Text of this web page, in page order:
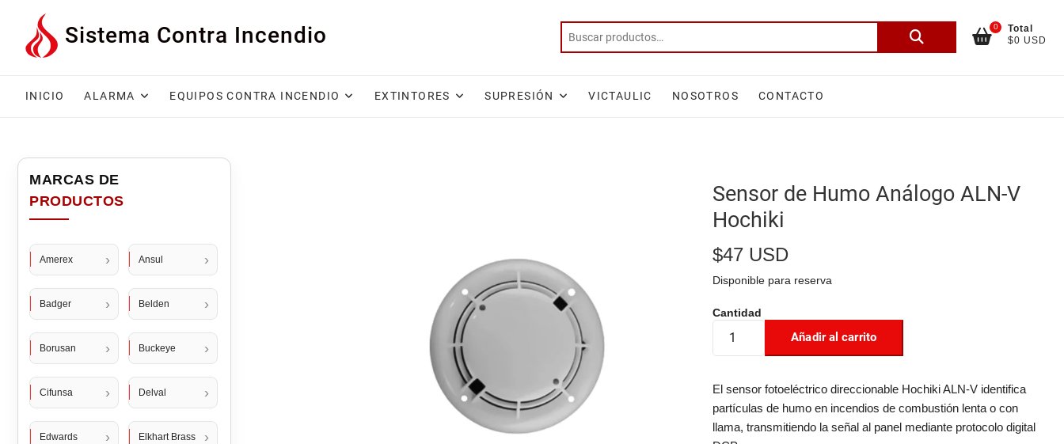
contenido
Sistema Contra Incendio
Buscar
por:
0
Total
$0 USD
INICIO ALARMA EQUIPOS CONTRA INCENDIO EXTINTORES SUPRESIÓN VICTAULIC NOSOTROS CONTACTO
Sensor de Humo Análogo ALN-V
Hochiki
$47 USD
Disponible para reserva
Añadir al carrito
El sensor fotoeléctrico direccionable Hochiki ALN-V identifica
partículas de humo en incendios de combustión lenta o con
llama, transmitiendo la señal al panel mediante protocolo digital
Amerex Ansul
Badger Belden
Borusan Buckeye
Cifunsa Delval
Edwards Elkhart Brass